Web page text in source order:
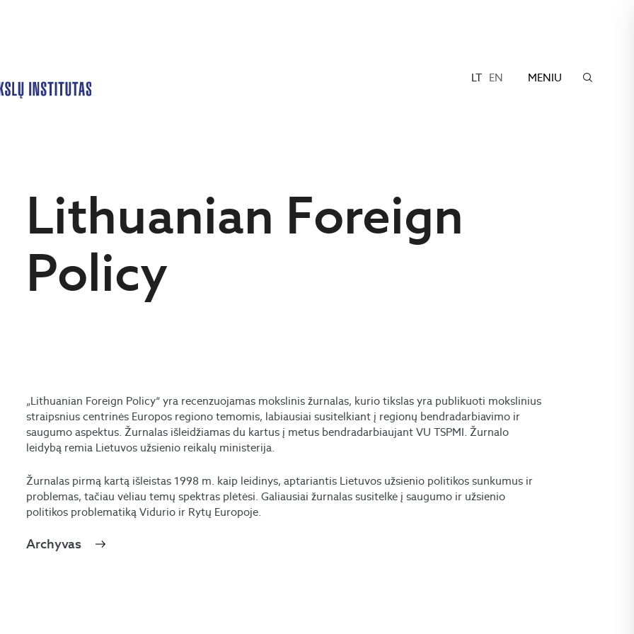
LT EN MENIU
Lithuanian Foreign
Policy
„Lithuanian Foreign Policy“ yra recenzuojamas mokslinis žurnalas, kurio tikslas yra publikuoti mokslinius
straipsnius centrinės Europos regiono temomis, labiausiai susitelkiant į regionų bendradarbiavimo ir
saugumo aspektus. Žurnalas išleidžiamas du kartus į metus bendradarbiaujant VU TSPMI. Žurnalo
leidybą remia Lietuvos užsienio reikalų ministerija.
Žurnalas pirmą kartą išleistas 1998 m. kaip leidinys, aptariantis Lietuvos užsienio politikos sunkumus ir
problemas, tačiau vėliau temų spektras plėtėsi. Galiausiai žurnalas susitelkė į saugumo ir užsienio
politikos problematiką Vidurio ir Rytų Europoje.
Archyvas